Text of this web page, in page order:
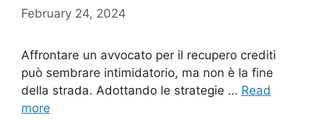
February 24, 2024
Affrontare un avvocato per il recupero crediti
può sembrare intimidatorio, ma non è la fine
della strada. Adottando le strategie … Read
more